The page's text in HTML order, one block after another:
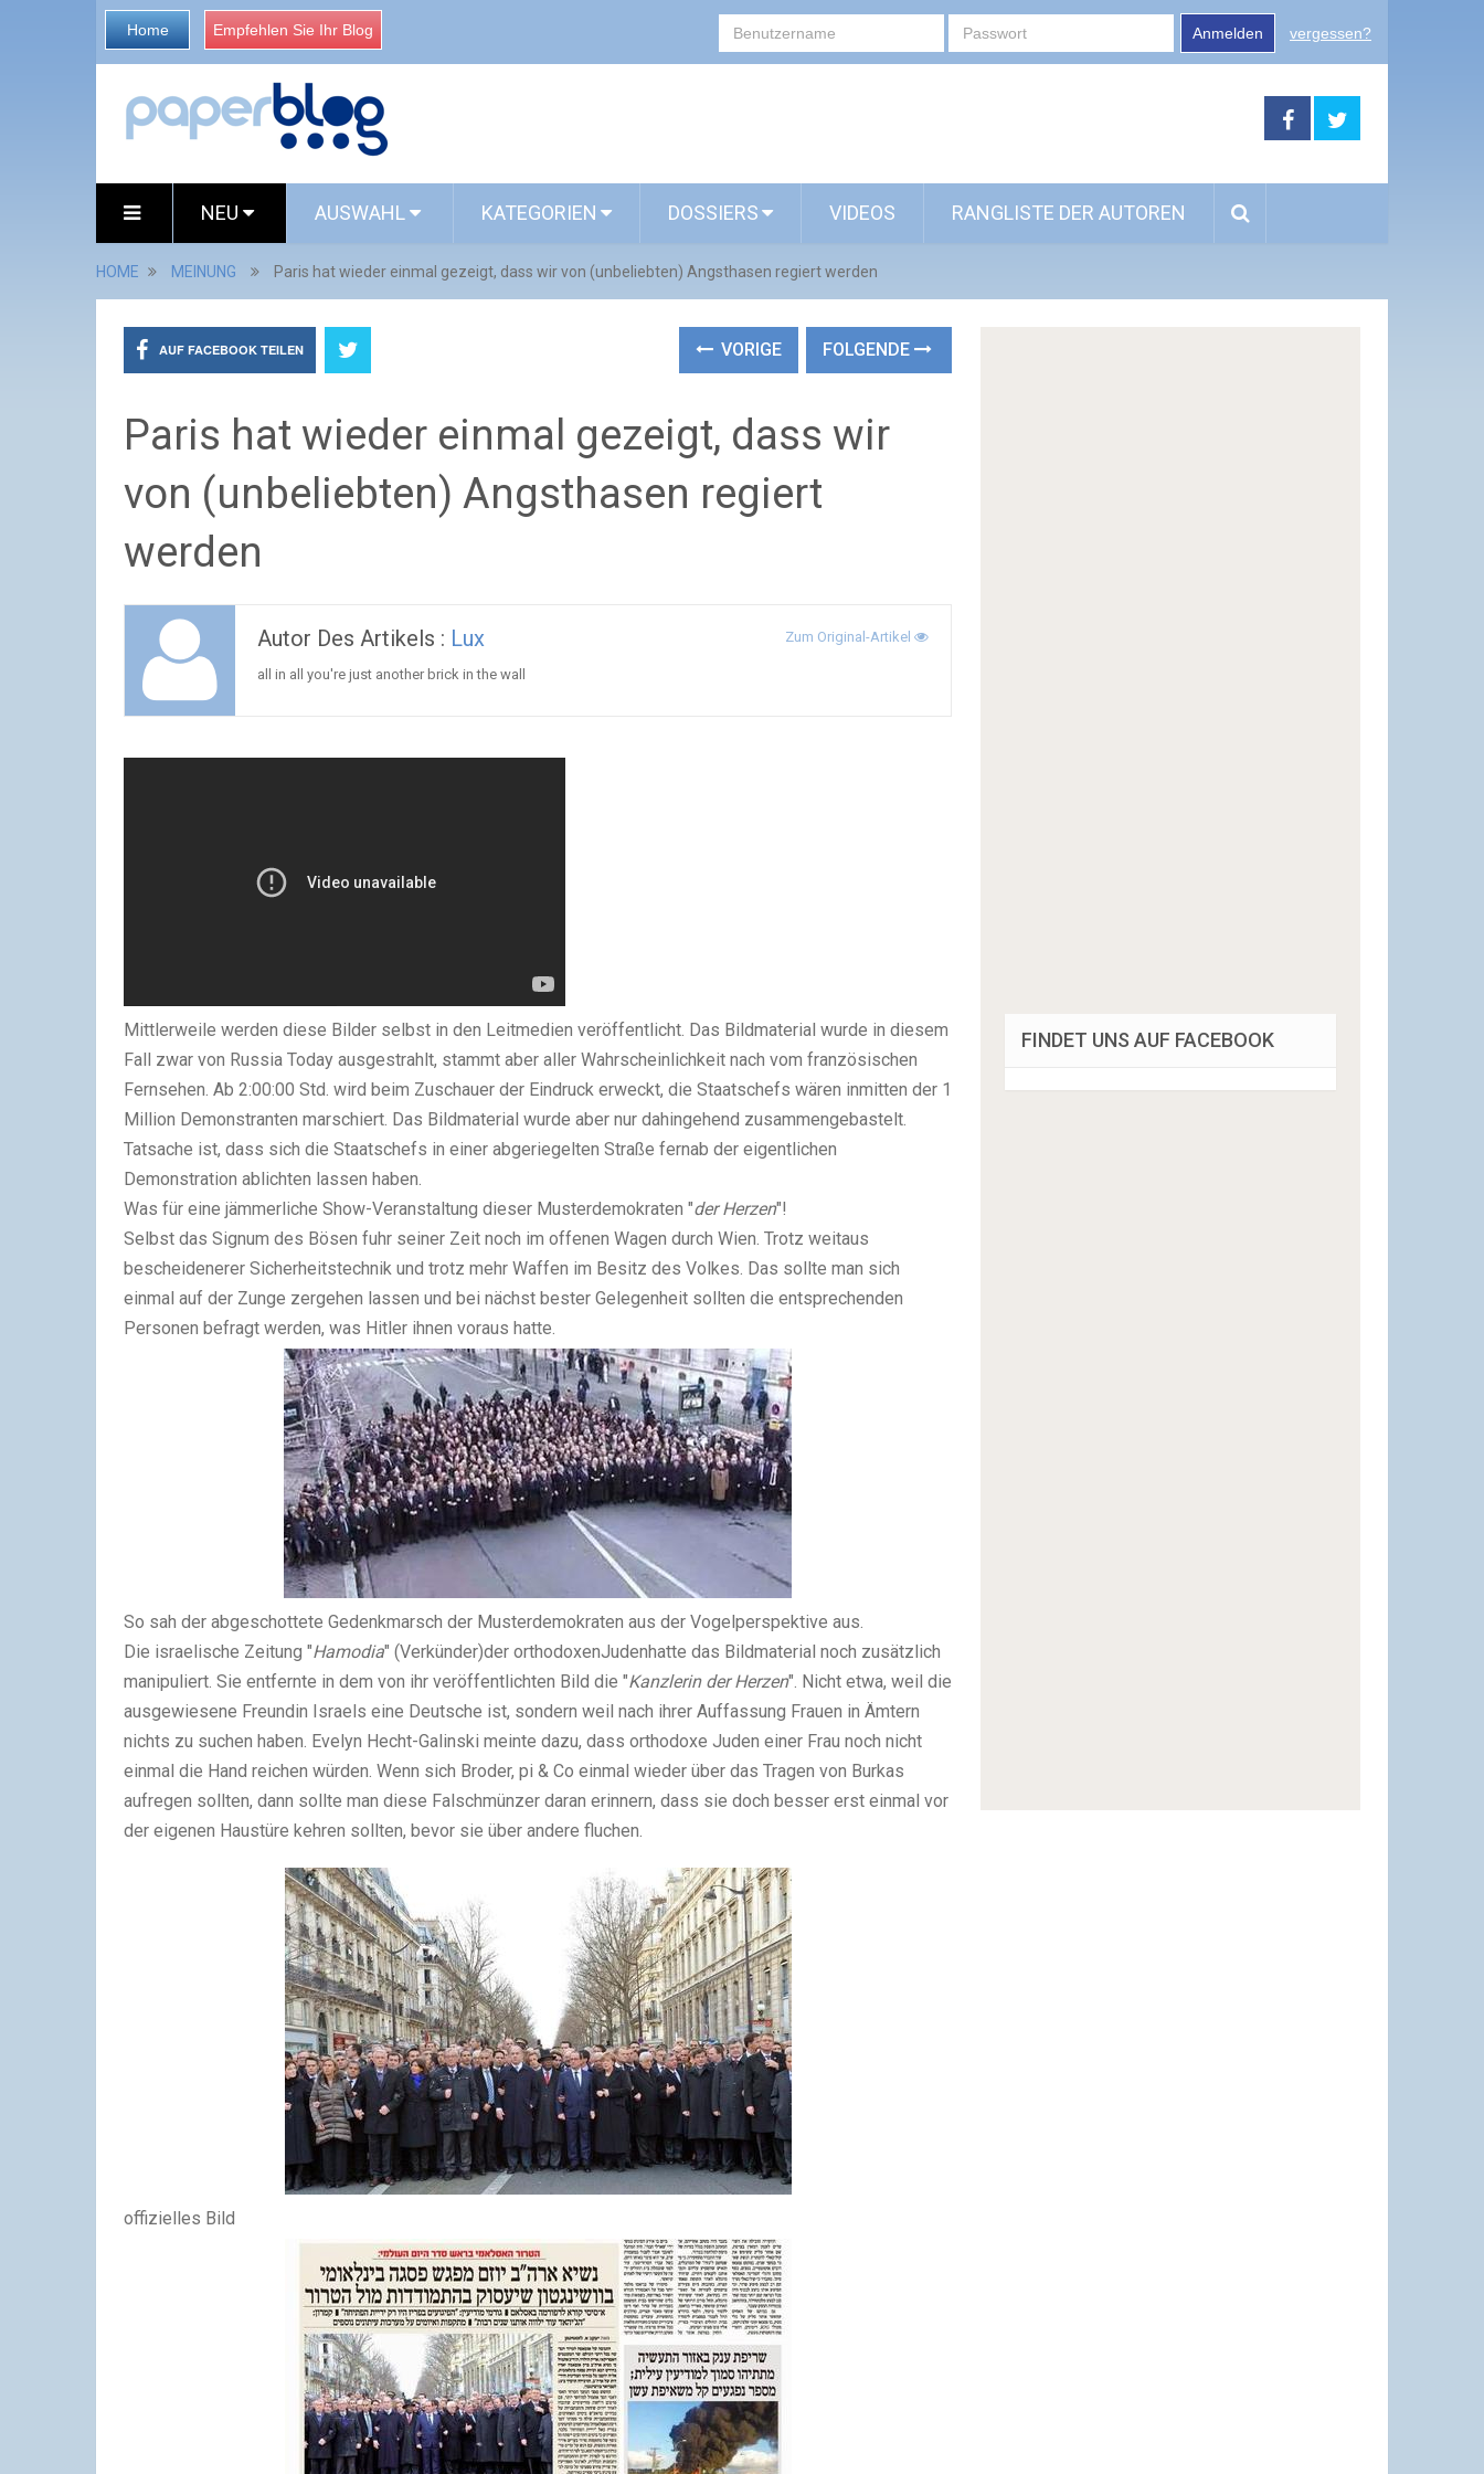
Home Empfehlen Sie Ihr Blog Anmelden vergessen?
NEU AUSWAHL KATEGORIEN DOSSIERS VIDEOS RANGLISTE DER AUTOREN
HOME MEINUNG Paris hat wieder einmal gezeigt, dass wir von (unbeliebten) Angsthasen regiert werden
AUF FACEBOOK TEILEN VORIGE FOLGENDE
Paris hat wieder einmal gezeigt, dass wir
von (unbeliebten) Angsthasen regiert
werden
Autor Des Artikels : Lux Zum Original-Artikel
all in all you're just another brick in the wall
Mittlerweile werden diese Bilder selbst in den Leitmedien veröffentlicht. Das Bildmaterial wurde in diesem
Fall zwar von Russia Today ausgestrahlt, stammt aber aller Wahrscheinlichkeit nach vom französischen
Fernsehen. Ab 2:00:00 Std. wird beim Zuschauer der Eindruck erweckt, die Staatschefs wären inmitten der 1
Million Demonstranten marschiert. Das Bildmaterial wurde aber nur dahingehend zusammengebastelt.
Tatsache ist, dass sich die Staatschefs in einer abgeriegelten Straße fernab der eigentlichen
Demonstration ablichten lassen haben.
Was für eine jämmerliche Show-Veranstaltung dieser Musterdemokraten "der Herzen"!
Selbst das Signum des Bösen fuhr seiner Zeit noch im offenen Wagen durch Wien. Trotz weitaus
bescheidenerer Sicherheitstechnik und trotz mehr Waffen im Besitz des Volkes. Das sollte man sich
einmal auf der Zunge zergehen lassen und bei nächst bester Gelegenheit sollten die entsprechenden
Personen befragt werden, was Hitler ihnen voraus hatte.
So sah der abgeschottete Gedenkmarsch der Musterdemokraten aus der Vogelperspektive aus.
Die israelische Zeitung "Hamodia" (Verkünder)der orthodoxenJudenhatte das Bildmaterial noch zusätzlich
manipuliert. Sie entfernte in dem von ihr veröffentlichten Bild die "Kanzlerin der Herzen". Nicht etwa, weil die
ausgewiesene Freundin Israels eine Deutsche ist, sondern weil nach ihrer Auffassung Frauen in Ämtern
nichts zu suchen haben. Evelyn Hecht-Galinski meinte dazu, dass orthodoxe Juden einer Frau noch nicht
einmal die Hand reichen würden. Wenn sich Broder, pi & Co einmal wieder über das Tragen von Burkas
aufregen sollten, dann sollte man diese Falschmünzer daran erinnern, dass sie doch besser erst einmal vor
der eigenen Haustüre kehren sollten, bevor sie über andere fluchen.
offizielles Bild
FINDET UNS AUF FACEBOOK